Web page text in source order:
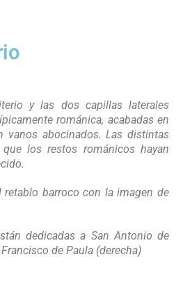
y las dos capillas laterales
románica, acabadas en
vanos abocinados. Las distintas
los restos románicos hayan
retablo barroco con la imagen de
dedicadas a San Antonio de
de Paula (derecha)